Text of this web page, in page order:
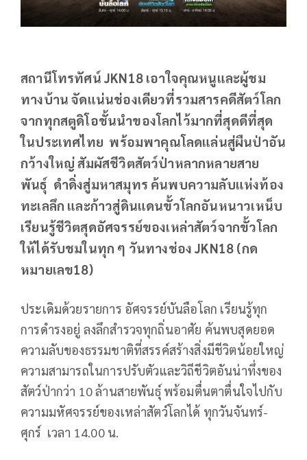
สถานีโทรทัศน์ JKN18 เอาใจคุณหนูและผู้ชม
ทางบ้าน จัดแน่นช่องเดียวที่รวมสารคดีสัตว์โลก
จากทุกสตูดิโอชั้นนำของโลกไว้มากที่สุดดีที่สุด
ในประเทศไทย พร้อมพาคุณโลดแล่นสู่ผืนป่าอัน
กว้างใหญ่ สัมผัสชีวิตสัตว์ป่าหลากหลายสาย
พันธุ์ ดำดิ่งสู่มหาสมุทร ค้นพบความลับแห่งท้อง
ทะเลลึก และก้าวสู่ดินแดนขั้วโลกอันหนาวเหน็บ
เรียนรู้ชีวิตสุดอัศจรรย์ของเหล่าสัตว์จากขั้วโลก
ให้ได้รับชมในทุก ๆ วันทางช่อง JKN18 (กด
หมายเลข18)
ประเดิมด้วยรายการ อัศจรรย์บันลือโลก เรียนรู้ทุก
การดำรงอยู่ ลงลึกสำรวจทุกถิ่นอาศัย ค้นพบสุดยอด
ความลับของธรรมชาติที่สรรค์สร้างสิ่งมีชีวิตน้อยใหญ่
ความสามารถในการปรับตัวและวิถีชีวิตอันน่าทึ่งของ
สัตว์ป่ากว่า 10 ล้านสายพันธุ์ พร้อมตื่นตาตื่นใจไปกับ
ความมหัศจรรย์ของเหล่าสัตว์โลกได้ ทุกวันจันทร์-
ศุกร์ เวลา 14.00 น.